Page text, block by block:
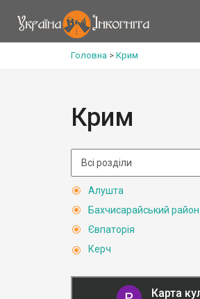
Головна > Крим
Крим
Алушта
Бахчисарайський район
Євпаторія
Керч